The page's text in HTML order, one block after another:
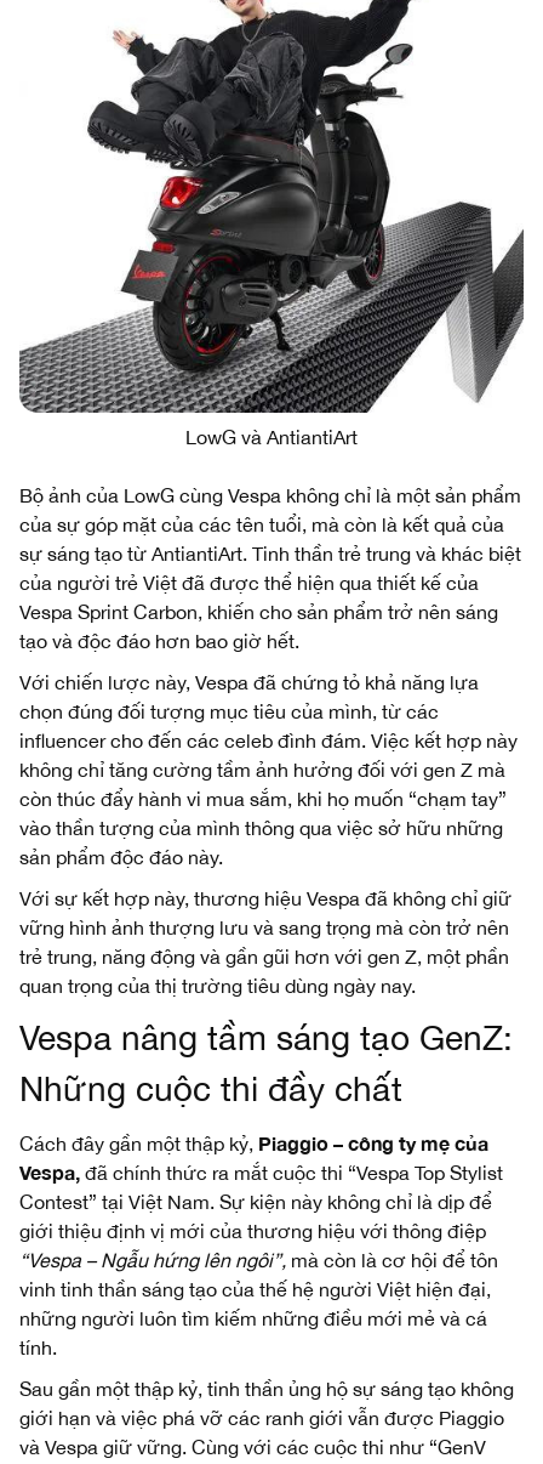
LowG và AntiantiArt
Bộ ảnh của LowG cùng Vespa không chỉ là một sản phẩm
của sự góp mặt của các tên tuổi, mà còn là kết quả của
sự sáng tạo từ AntiantiArt. Tinh thần trẻ trung và khác biệt
của người trẻ Việt đã được thể hiện qua thiết kế của
Vespa Sprint Carbon, khiến cho sản phẩm trở nên sáng
tạo và độc đáo hơn bao giờ hết.
Với chiến lược này, Vespa đã chứng tỏ khả năng lựa
chọn đúng đối tượng mục tiêu của mình, từ các
influencer cho đến các celeb đình đám. Việc kết hợp này
không chỉ tăng cường tầm ảnh hưởng đối với gen Z mà
còn thúc đẩy hành vi mua sắm, khi họ muốn “chạm tay”
vào thần tượng của mình thông qua việc sở hữu những
sản phẩm độc đáo này.
Với sự kết hợp này, thương hiệu Vespa đã không chỉ giữ
vững hình ảnh thượng lưu và sang trọng mà còn trở nên
trẻ trung, năng động và gần gũi hơn với gen Z, một phần
quan trọng của thị trường tiêu dùng ngày nay.
Vespa nâng tầm sáng tạo GenZ:
Những cuộc thi đầy chất
Cách đây gần một thập kỷ, Piaggio – công ty mẹ của
Vespa, đã chính thức ra mắt cuộc thi “Vespa Top Stylist
Contest” tại Việt Nam. Sự kiện này không chỉ là dịp để
giới thiệu định vị mới của thương hiệu với thông điệp
“Vespa – Ngẫu hứng lên ngôi”, mà còn là cơ hội để tôn
vinh tinh thần sáng tạo của thế hệ người Việt hiện đại,
những người luôn tìm kiếm những điều mới mẻ và cá
tính.
Sau gần một thập kỷ, tinh thần ủng hộ sự sáng tạo không
giới hạn và việc phá vỡ các ranh giới vẫn được Piaggio
và Vespa giữ vững. Cùng với các cuộc thi như “GenV